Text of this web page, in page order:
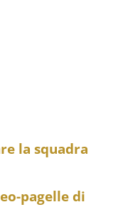
la squadra
pagelle di